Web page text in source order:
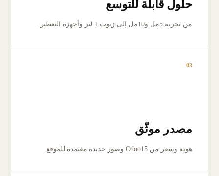
حلول قابلة للتوسع
من تجربة 5مل و10مل إلى زيوت 1 لتر وأجهزة التعطير.
03
مصدر موثّق
هوية وسعر من Odoo15 وصور جديدة معتمدة للموقع.